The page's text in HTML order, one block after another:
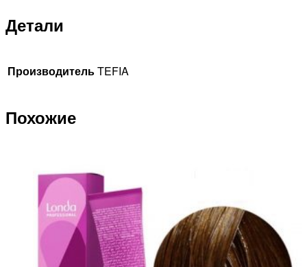
Детали
ПроизводительTEFIA
Похожие